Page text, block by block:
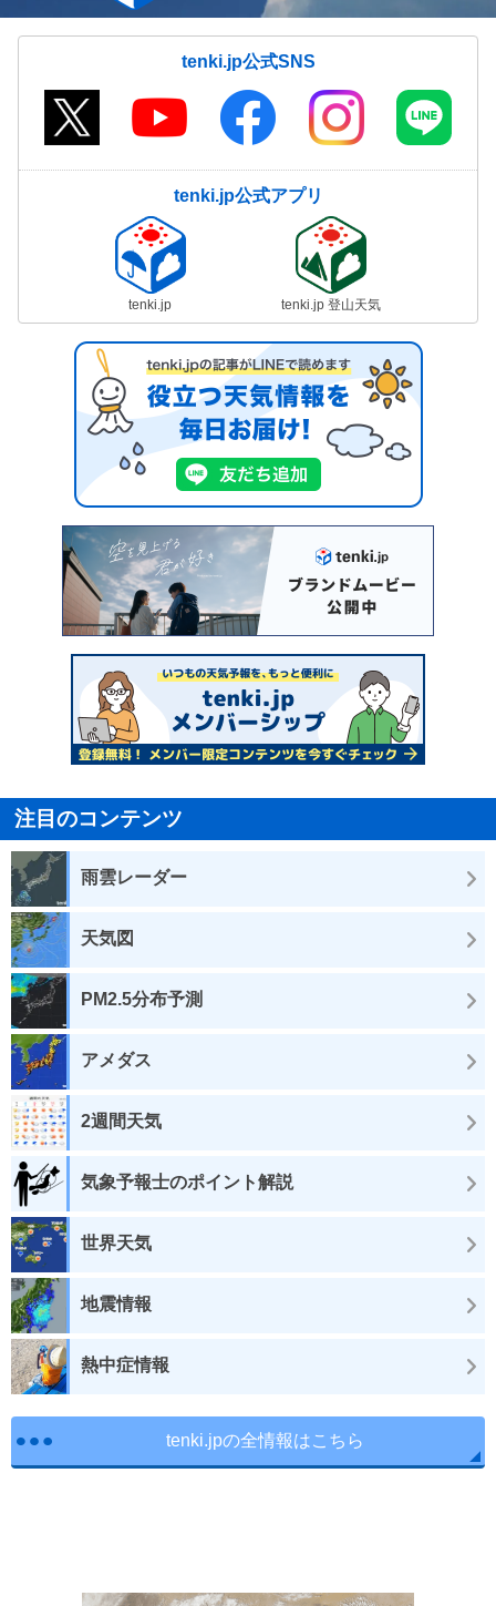
tenki.jp公式SNS
tenki.jp公式アプリ
tenki.jp tenki.jp 登山天気
注目のコンテンツ
雨雲レーダー
天気図
PM2.5分布予測
アメダス
2週間天気
気象予報士のポイント解説
世界天気
地震情報
熱中症情報
tenki.jpの全情報はこちら